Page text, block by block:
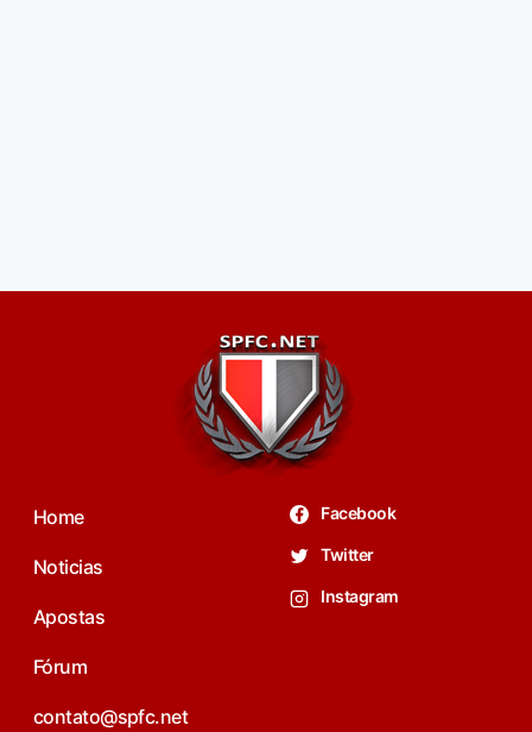
Home
Noticias
Apostas
Fórum
contato@spfc.net
Facebook
Twitter
Instagram